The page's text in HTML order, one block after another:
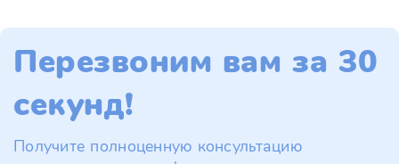
Перезвоним вам за 30
секунд!
Получите полноценную консультацию